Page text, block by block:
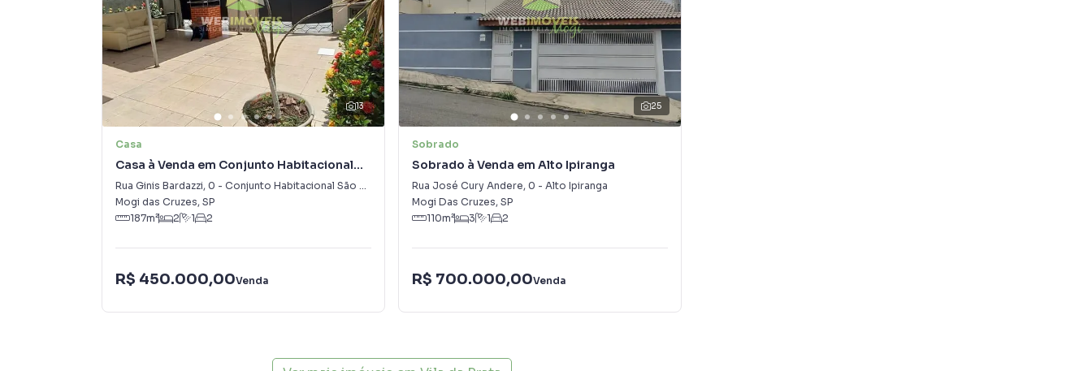
13
Casa
Casa à Venda em Conjunto Habitacional
São Sebastião
Rua Ginis Bardazzi, 0 - Conjunto Habitacional São Sebastião
Mogi das Cruzes, SP
187m² 2 1 2
R$ 450.000,00Venda
25
Sobrado
Sobrado à Venda em Alto Ipiranga
Rua José Cury Andere, 0 - Alto Ipiranga
Mogi Das Cruzes, SP
110m² 3 1 2
R$ 700.000,00Venda